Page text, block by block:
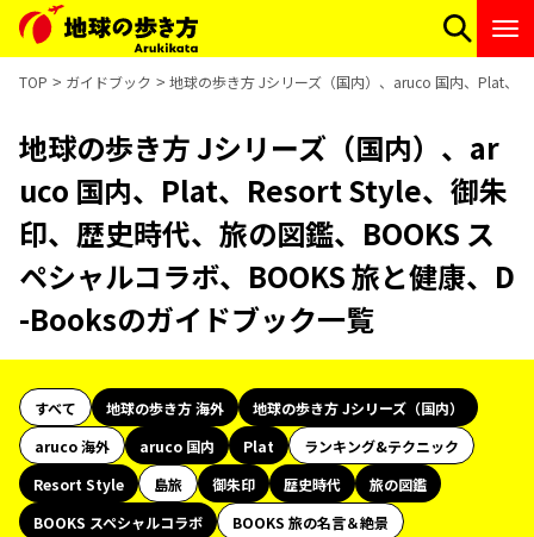
TOP ガイドブック 地球の歩き方 Jシリーズ（国内）、aruco 国内、Plat、
地球の歩き方 Jシリーズ（国内）、ar
uco 国内、Plat、Resort Style、御朱
印、歴史時代、旅の図鑑、BOOKS ス
ペシャルコラボ、BOOKS 旅と健康、D
-Booksのガイドブック一覧
すべて 地球の歩き方 海外
地球の歩き方 Jシリーズ（国内）
aruco 海外
aruco 国内 Plat
ランキング&テクニック
Resort Style
島旅 御朱印 歴史時代
旅の図鑑
BOOKS スペシャルコラボ
BOOKS 旅の名言＆絶景